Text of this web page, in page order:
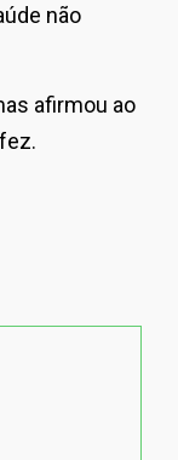
não
afirmou ao